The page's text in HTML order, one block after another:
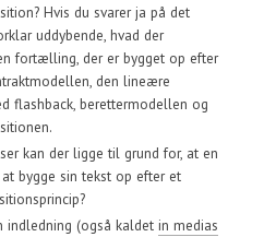
Hvis du svarer ja på det
uddybende, hvad der
fortælling, der er bygget op efter
den lineære
flashback, berettermodellen og
kan der ligge til grund for, at en
bygge sin tekst op efter et
indledning (også kaldetin medias